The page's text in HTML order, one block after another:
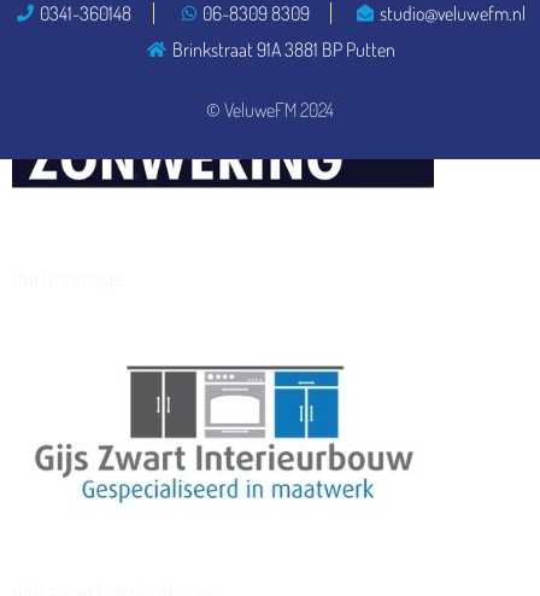
© VeluweFM 2024
0341-360148 06-8309 8309
studio@veluwefm.nl
Brinkstraat 91A 3881 BP Putten